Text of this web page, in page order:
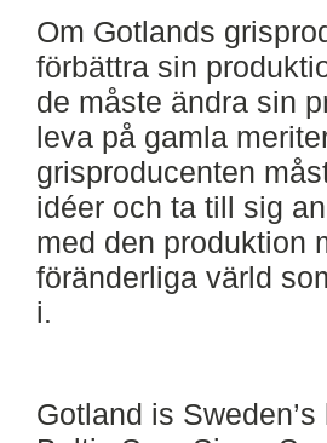
Om Gotlands
förbättra sin
de måste ändra sin
leva på gamla
grisproducenten
idéer och ta till sig
med den produktion
föränderliga värld
i.
Gotland is